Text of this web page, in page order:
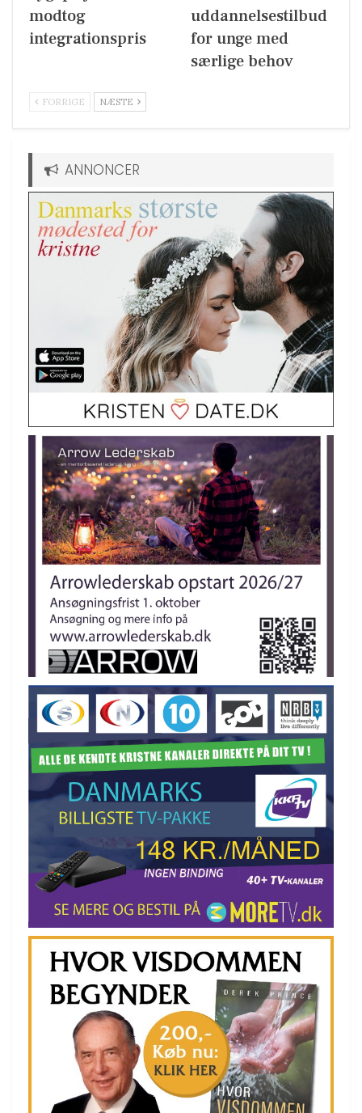
modtog
integrationspris
uddannelsestilbud
for unge med
særlige behov
FORRIGE NÆSTE
ANNONCER